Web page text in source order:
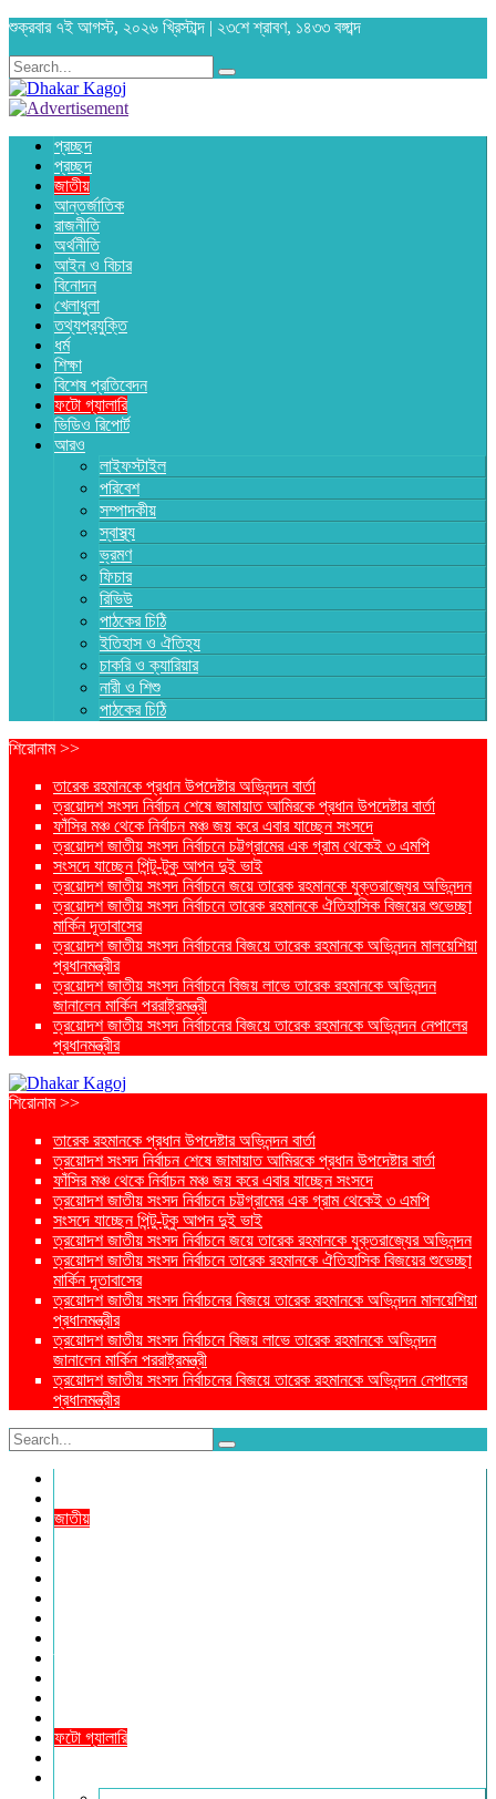
শুক্রবার ৭ই আগস্ট, ২০২৬ খ্রিস্টাব্দ | ২৩শে শ্রাবণ, ১৪৩৩ বঙ্গাব্দ
প্রচ্ছদ
প্রচ্ছদ
জাতীয়
আন্তর্জাতিক
রাজনীতি
অর্থনীতি
আইন ও বিচার
বিনোদন
খেলাধুলা
তথ্যপ্রযুক্তি
ধর্ম
শিক্ষা
বিশেষ প্রতিবেদন
ফটো গ্যালারি
ভিডিও রিপোর্ট
আরও
লাইফস্টাইল
পরিবেশ
সম্পাদকীয়
স্বাস্থ্য
ভ্রমণ
ফিচার
রিভিউ
পাঠকের চিঠি
ইতিহাস ও ঐতিহ্য
চাকরি ও ক্যারিয়ার
নারী ও শিশু
পাঠকের চিঠি
শিরোনাম >>
তারেক রহমানকে প্রধান উপদেষ্টার অভিনন্দন বার্তা
ত্রয়োদশ সংসদ নির্বাচন শেষে জামায়াত আমিরকে প্রধান উপদেষ্টার বার্তা
ফাঁসির মঞ্চ থেকে নির্বাচন মঞ্চ জয় করে এবার যাচ্ছেন সংসদে
ত্রয়োদশ জাতীয় সংসদ নির্বাচনে চট্টগ্রামের এক গ্রাম থেকেই ৩ এমপি
সংসদে যাচ্ছেন পিন্টু-টুকু আপন দুই ভাই
ত্রয়োদশ জাতীয় সংসদ নির্বাচনে জয়ে তারেক রহমানকে যুক্তরাজ্যের অভিনন্দন
ত্রয়োদশ জাতীয় সংসদ নির্বাচনে তারেক রহমানকে ঐতিহাসিক বিজয়ের শুভেচ্ছা
মার্কিন দূতাবাসের
ত্রয়োদশ জাতীয় সংসদ নির্বাচনের বিজয়ে তারেক রহমানকে অভিনন্দন মালয়েশিয়া
প্রধানমন্ত্রীর
ত্রয়োদশ জাতীয় সংসদ নির্বাচনে বিজয় লাভে তারেক রহমানকে অভিনন্দন
জানালেন মার্কিন পররাষ্ট্রমন্ত্রী
ত্রয়োদশ জাতীয় সংসদ নির্বাচনের বিজয়ে তারেক রহমানকে অভিনন্দন নেপালের
প্রধানমন্ত্রীর
শিরোনাম >>
তারেক রহমানকে প্রধান উপদেষ্টার অভিনন্দন বার্তা
ত্রয়োদশ সংসদ নির্বাচন শেষে জামায়াত আমিরকে প্রধান উপদেষ্টার বার্তা
ফাঁসির মঞ্চ থেকে নির্বাচন মঞ্চ জয় করে এবার যাচ্ছেন সংসদে
ত্রয়োদশ জাতীয় সংসদ নির্বাচনে চট্টগ্রামের এক গ্রাম থেকেই ৩ এমপি
সংসদে যাচ্ছেন পিন্টু-টুকু আপন দুই ভাই
ত্রয়োদশ জাতীয় সংসদ নির্বাচনে জয়ে তারেক রহমানকে যুক্তরাজ্যের অভিনন্দন
ত্রয়োদশ জাতীয় সংসদ নির্বাচনে তারেক রহমানকে ঐতিহাসিক বিজয়ের শুভেচ্ছা
মার্কিন দূতাবাসের
ত্রয়োদশ জাতীয় সংসদ নির্বাচনের বিজয়ে তারেক রহমানকে অভিনন্দন মালয়েশিয়া
প্রধানমন্ত্রীর
ত্রয়োদশ জাতীয় সংসদ নির্বাচনে বিজয় লাভে তারেক রহমানকে অভিনন্দন
জানালেন মার্কিন পররাষ্ট্রমন্ত্রী
ত্রয়োদশ জাতীয় সংসদ নির্বাচনের বিজয়ে তারেক রহমানকে অভিনন্দন নেপালের
প্রধানমন্ত্রীর
জাতীয়
ফটো গ্যালারি